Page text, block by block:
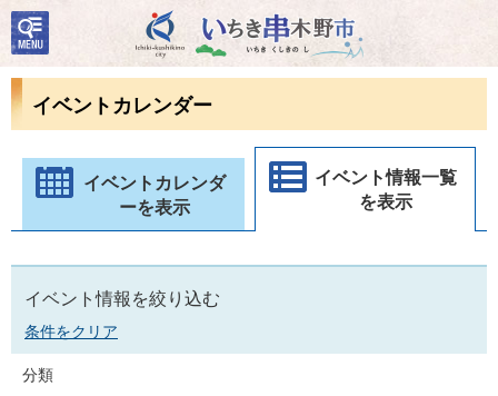
いちき串木野市
検
索・
共通
ューイベントカレンダー
イベントカレンダ
ーを表示
イベント情報一覧
を表示
イベント情報を絞り込む
条件をクリア
分類